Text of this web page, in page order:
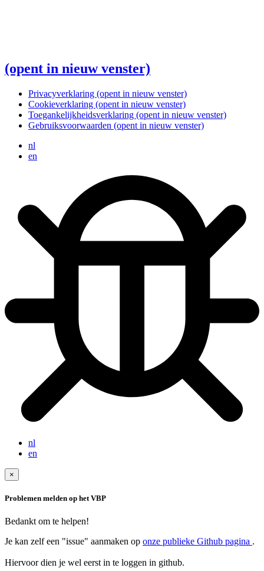
(opent in nieuw venster)
Privacyverklaring (opent in nieuw venster)
Cookieverklaring (opent in nieuw venster)
Toegankelijkheidsverklaring (opent in nieuw venster)
Gebruiksvoorwaarden (opent in nieuw venster)
nl
en
nl
en
×
Problemen melden op het VBP
Bedankt om te helpen!
Je kan zelf een "issue" aanmaken op onze publieke Github pagina .
Hiervoor dien je wel eerst in te loggen in github.